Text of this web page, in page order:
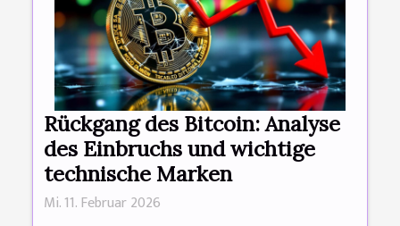
Rückgang des Bitcoin: Analyse
des Einbruchs und wichtige
technische Marken
Mi. 11. Februar 2026